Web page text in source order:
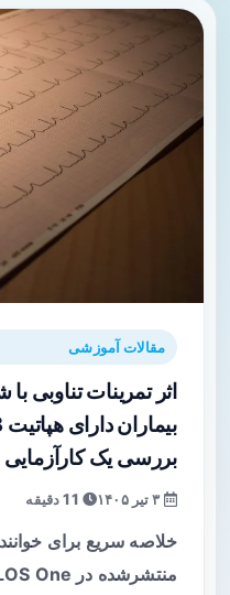
مقالات آموزشی
بررسی یک
خلاصه سریع برای